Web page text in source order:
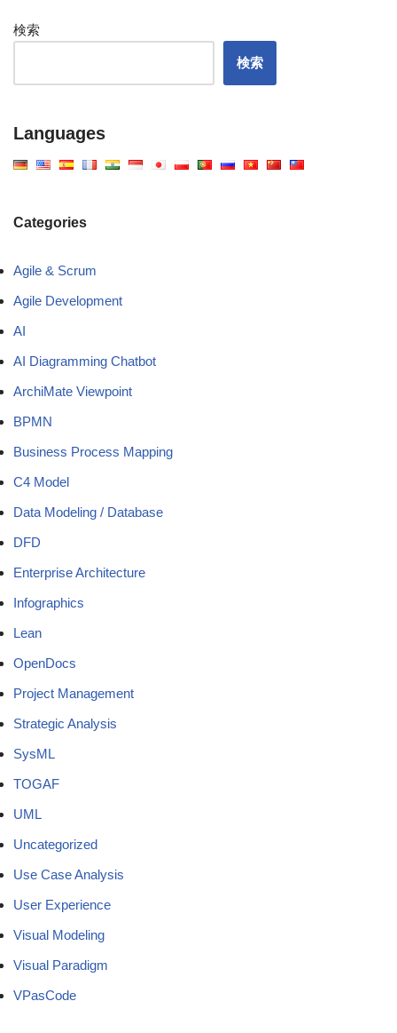
検索
検索
Languages
Categories
Agile & Scrum
Agile Development
AI
AI Diagramming Chatbot
ArchiMate Viewpoint
BPMN
Business Process Mapping
C4 Model
Data Modeling / Database
DFD
Enterprise Architecture
Infographics
Lean
OpenDocs
Project Management
Strategic Analysis
SysML
TOGAF
UML
Uncategorized
Use Case Analysis
User Experience
Visual Modeling
Visual Paradigm
VPasCode